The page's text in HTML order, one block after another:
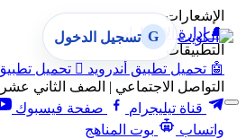
الإشعارات
🔔 إدارة الإشعارات
التطبيقات
🤖 تحميل تطبيق أندرويد  تحميل
التواصل الاجتماعي | الصف الثاني
قناة تيليجرام
صفحة فيسبوك
واتساب
بوت المناهج
G تسجيل الدخول